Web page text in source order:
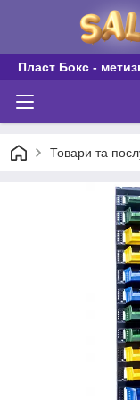
Пласт Бокс -
Товари та